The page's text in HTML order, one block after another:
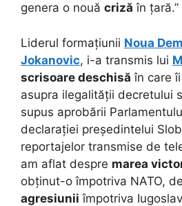
genera o nouă criză în țară.”
Liderul formațiunii Noua
Jokanovic, i-a transmis lui
scrisoare deschisă în care
asupra ilegalității decretului
supus aprobării
declarației președintelui
reportajelor transmise de
am aflat despre marea
obținut-o împotriva NATO,
agresiunii împotriva